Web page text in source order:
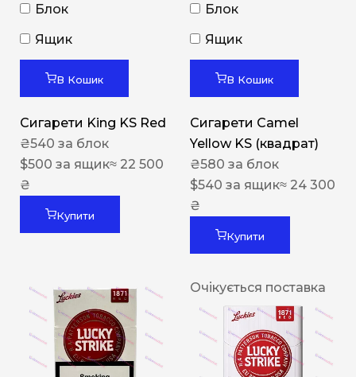
Блок
Ящик
В Кошик
Сигарети King KS Red
₴540 за блок
$500 за ящик≈ 22 500
₴
Купити
Блок
Ящик
В Кошик
Сигарети Camel
Yellow KS (квадрат)
₴580 за блок
$540 за ящик≈ 24 300
₴
Купити
Очікується поставка